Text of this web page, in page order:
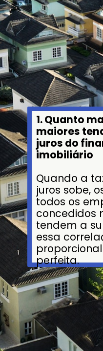
1. Quanto
maiores
juros do
imobiliário
Quando a
juros sobe,
todos os
concedidos
tendem a
essa
perfeita.